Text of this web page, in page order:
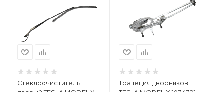
Стеклоочиститель
Трапеция дворников